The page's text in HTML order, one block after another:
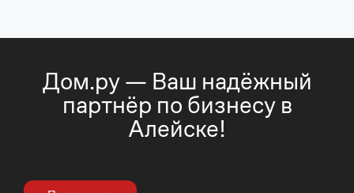
Дом.ру — Ваш надёжный
партнёр по бизнесу в
Алейске!